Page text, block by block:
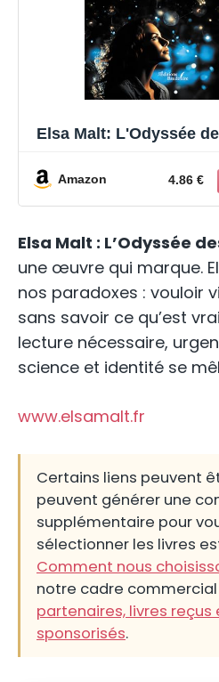
Elsa Malt: L'Odyssée
Amazon 4.86 €
Elsa Malt : L’Odyssée
une œuvre qui marque.
nos paradoxes : vouloir
sans savoir ce qu’est
lecture nécessaire,
science et identité se
www.elsamalt.fr
Certains liens peuvent
peuvent générer une
supplémentaire pour
sélectionner les livres
Comment nous
notre cadre
partenaires, livres reçus
sponsorisés.